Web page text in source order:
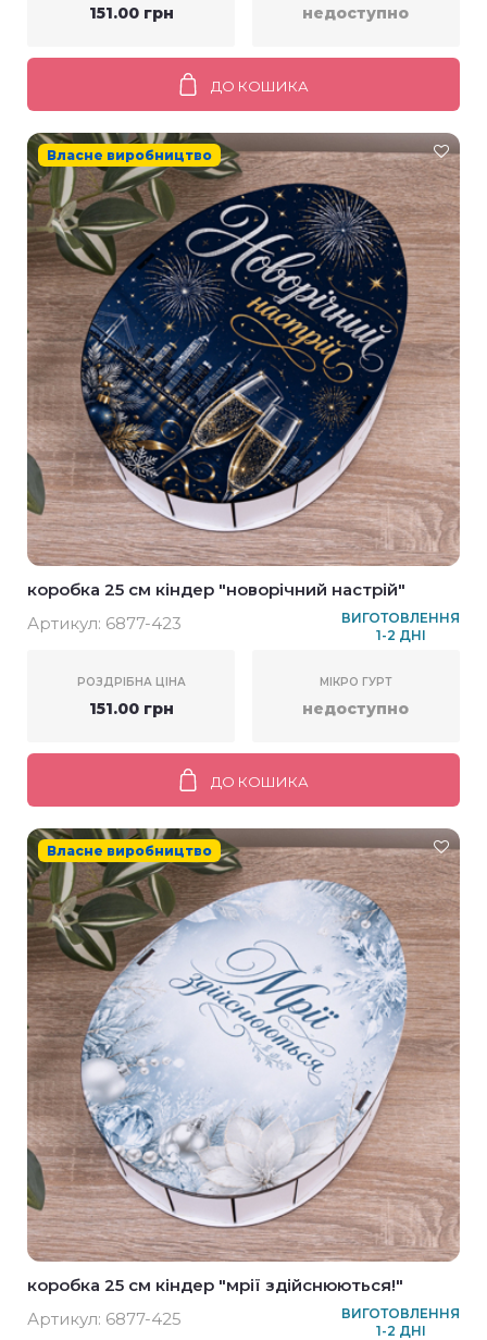
151.00 грн недоступно
ДО КОШИКА
Власне виробництво
коробка 25 см кіндер "новорічний настрій"
Артикул: 6877-423
ВИГОТОВЛЕННЯ
1-2 ДНІ
РОЗДРІБНА ЦІНА
151.00 грн
МІКРО ГУРТ
недоступно
ДО КОШИКА
Власне виробництво
коробка 25 см кіндер "мрії здійснюються!"
Артикул: 6877-425
ВИГОТОВЛЕННЯ
1-2 ДНІ